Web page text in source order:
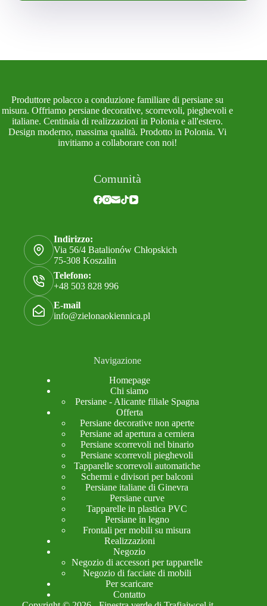
Produttore polacco a conduzione familiare di persiane su
misura. Offriamo persiane decorative, scorrevoli, pieghevoli e
italiane. Centinaia di realizzazioni in Polonia e all'estero.
Design moderno, massima qualità. Prodotto in Polonia. Vi
invitiamo a collaborare con noi!
Comunità
Indirizzo:
Via 56/4 Batalionów Chłopskich
75-308 Koszalin
Telefono:
+48 503 828 996
E-mail
info@zielonaokiennica.pl
Navigazione
Homepage
Chi siamo
Persiane - Alicante filiale Spagna
Offerta
Persiane decorative non aperte
Persiane ad apertura a cerniera
Persiane scorrevoli nel binario
Persiane scorrevoli pieghevoli
Tapparelle scorrevoli automatiche
Schermi e divisori per balconi
Persiane italiane di Ginevra
Persiane curve
Tapparelle in plastica PVC
Persiane in legno
Frontali per mobili su misura
Realizzazioni
Negozio
Negozio di accessori per tapparelle
Negozio di facciate di mobili
Per scaricare
Contatto